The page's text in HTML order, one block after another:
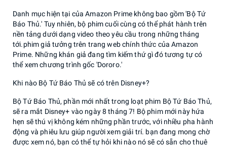
Danh mục hiện tại của Amazon Prime không bao gồm 'Bộ Tứ
Báo Thủ.' Tuy nhiên, bộ phim cuối cùng có thể phát hành trên
nền tảng dưới dạng video theo yêu cầu trong những tháng
tới.phim giả tưởng trên trang web chính thức của Amazon
Prime. Những khán giả đang tìm kiếm thứ gì đó tương tự có
thể xem chương trình gốc 'Dororo.'
Khi nào Bộ Tứ Báo Thủ sẽ có trên Disney+?
Bộ Tứ Báo Thủ, phần mới nhất trong loạt phim Bộ Tứ Báo Thủ,
sẽ ra mắt Disney+ vào ngày 8 tháng 7! Bộ phim mới này hứa
hẹn sẽ thú vị không kém những phần trước, với nhiều pha hành
động và phiêu lưu giúp người xem giải trí. bạn đang mong chờ
được xem nó, bạn có thể tự hỏi khi nào nó sẽ có sẵn cho thuê